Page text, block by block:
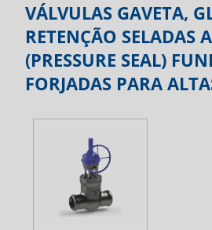
VÁLVULAS GAVETA,
RETENÇÃO SELADAS
(PRESSURE SEAL)
FORJADAS PARA